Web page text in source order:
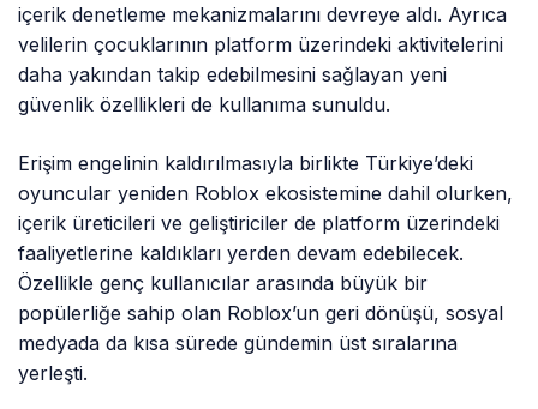
içerik denetleme mekanizmalarını devreye aldı. Ayrıca
velilerin çocuklarının platform üzerindeki aktivitelerini
daha yakından takip edebilmesini sağlayan yeni
güvenlik özellikleri de kullanıma sunuldu.
Erişim engelinin kaldırılmasıyla birlikte Türkiye’deki
oyuncular yeniden Roblox ekosistemine dahil olurken,
içerik üreticileri ve geliştiriciler de platform üzerindeki
faaliyetlerine kaldıkları yerden devam edebilecek.
Özellikle genç kullanıcılar arasında büyük bir
popülerliğe sahip olan Roblox’un geri dönüşü, sosyal
medyada da kısa sürede gündemin üst sıralarına
yerleşti.